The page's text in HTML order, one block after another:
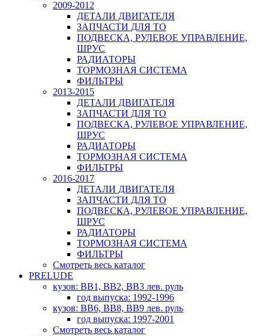
2009-2012
ДЕТАЛИ ДВИГАТЕЛЯ
ЗАПЧАСТИ ДЛЯ ТО
ПОДВЕСКА, РУЛЕВОЕ УПРАВЛЕНИЕ,
ШРУС
РАДИАТОРЫ
ТОРМОЗНАЯ СИСТЕМА
ФИЛЬТРЫ
2013-2015
ДЕТАЛИ ДВИГАТЕЛЯ
ЗАПЧАСТИ ДЛЯ ТО
ПОДВЕСКА, РУЛЕВОЕ УПРАВЛЕНИЕ,
ШРУС
РАДИАТОРЫ
ТОРМОЗНАЯ СИСТЕМА
ФИЛЬТРЫ
2016-2017
ДЕТАЛИ ДВИГАТЕЛЯ
ЗАПЧАСТИ ДЛЯ ТО
ПОДВЕСКА, РУЛЕВОЕ УПРАВЛЕНИЕ,
ШРУС
РАДИАТОРЫ
ТОРМОЗНАЯ СИСТЕМА
ФИЛЬТРЫ
Смотреть весь каталог
PRELUDE
кузов: BB1, BB2, BB3 лев. руль
год выпуска: 1992-1996
кузов: BB6, BB8, BB9 лев. руль
год выпуска: 1997-2001
Смотреть весь каталог